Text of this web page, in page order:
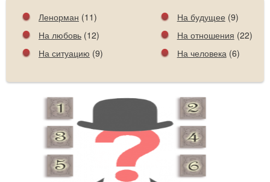
Ленорман (11) На будущее (9)
На любовь (12) На отношения (22)
На ситуацию (9) На человека(6)